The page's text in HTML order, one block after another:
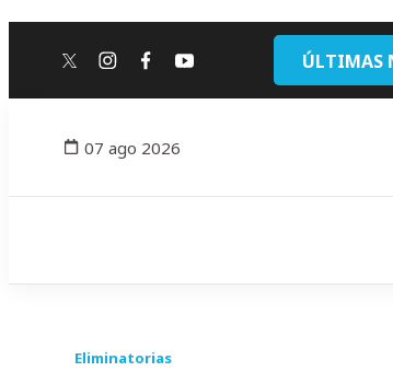
twitterinstagram
facebook
youtube ÚLTIMAS
07 ago 2026
Eliminatorias